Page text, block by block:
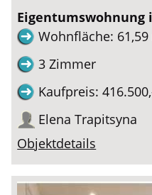
Eigentumswohnung
Wohnfläche: 61,59
3 Zimmer
Kaufpreis:
Elena Trapitsyna
Objektdetails